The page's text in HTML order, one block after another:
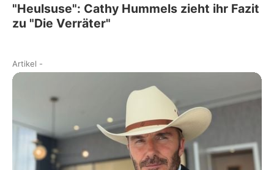
"Heulsuse": Cathy Hummels zieht ihr Fazit
zu "Die Verräter"
Artikel -